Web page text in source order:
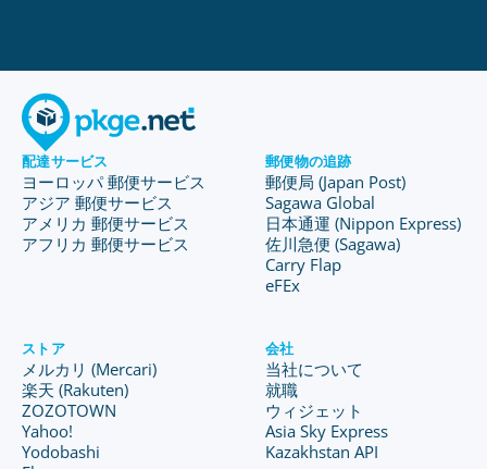
配達サービス
ヨーロッパ 郵便サービス
アジア 郵便サービス
アメリカ 郵便サービス
アフリカ 郵便サービス
郵便物の追跡
郵便局 (Japan Post)
Sagawa Global
日本通運 (Nippon Express)
佐川急便 (Sagawa)
Carry Flap
eFEx
ストア
メルカリ (Mercari)
楽天 (Rakuten)
ZOZOTOWN
Yahoo!
Yodobashi
会社
当社について
就職
ウィジェット
Asia Sky Express
Kazakhstan API